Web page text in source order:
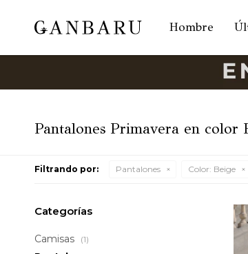
Hombre
Pantalones Primavera en color
Filtrando por: Pantalones Color: Beige
Categorías
Camisas (1)